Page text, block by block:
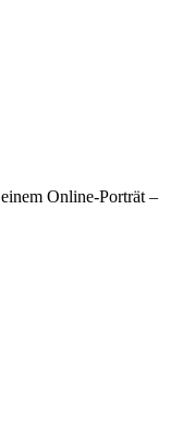
Online-Porträt –